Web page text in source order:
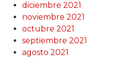
diciembre 2021
noviembre 2021
octubre 2021
septiembre 2021
agosto 2021